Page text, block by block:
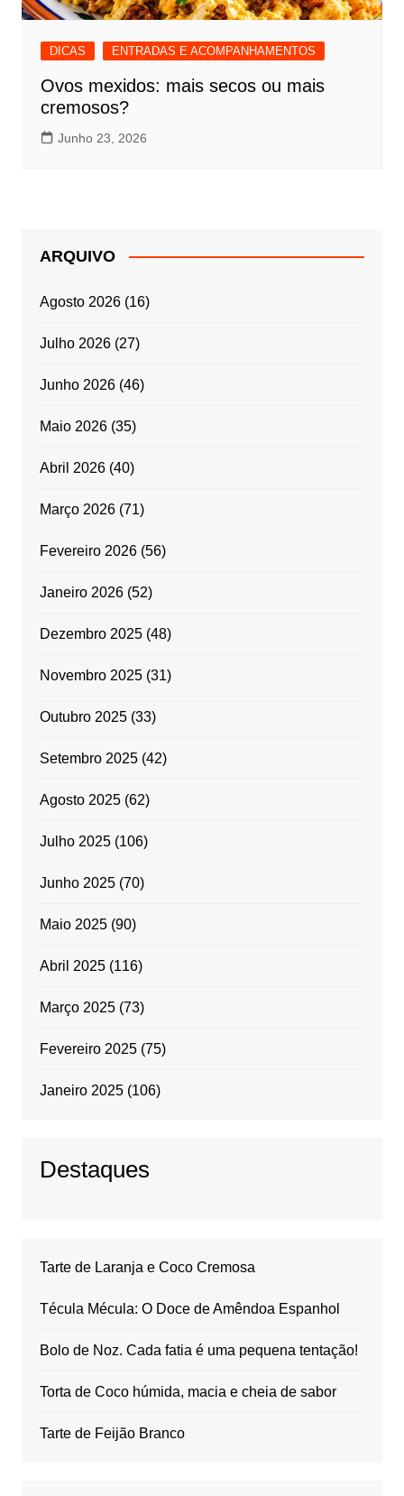
DICAS ENTRADAS E ACOMPANHAMENTOS
Ovos mexidos: mais secos ou mais
cremosos?
Junho 23, 2026
ARQUIVO
Agosto 2026(16)
Julho 2026(27)
Junho 2026(46)
Maio 2026(35)
Abril 2026(40)
Março 2026(71)
Fevereiro 2026(56)
Janeiro 2026(52)
Dezembro 2025(48)
Novembro 2025(31)
Outubro 2025(33)
Setembro 2025(42)
Agosto 2025(62)
Julho 2025(106)
Junho 2025(70)
Maio 2025(90)
Abril 2025(116)
Março 2025(73)
Fevereiro 2025(75)
Janeiro 2025(106)
Destaques
Tarte de Laranja e Coco Cremosa
Técula Mécula: O Doce de Amêndoa Espanhol
Bolo de Noz. Cada fatia é uma pequena tentação!
Torta de Coco húmida, macia e cheia de sabor
Tarte de Feijão Branco